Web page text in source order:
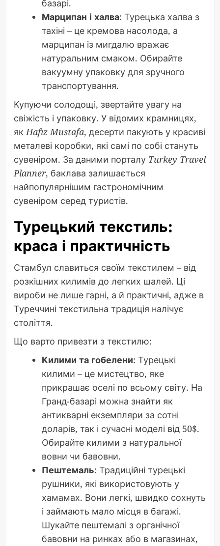
базарі.
Марципан і халва: Турецька халва з
тахіні – це кремова насолода, а
марципан із мигдалю вражає
натуральним смаком. Обирайте
вакуумну упаковку для зручного
транспортування.
Купуючи солодощі, звертайте увагу на
свіжість і упаковку. У відомих крамницях,
якHafız Mustafa, десерти пакують у красиві
металеві коробки, які самі по собі стануть
сувеніром. За даними порталу Turkey Travel
Planner, баклава залишається
найпопулярнішим гастрономічним
сувеніром серед туристів.
Турецький текстиль:
краса і практичність
Стамбул славиться своїм текстилем – від
розкішних килимів до легких шалей. Ці
вироби не лише гарні, а й практичні, адже в
Туреччині текстильна традиція налічує
століття.
Що варто привезти з текстилю:
Килими та гобелени: Турецькі
килими – це мистецтво, яке
прикрашає оселі по всьому світу. На
Гранд-базарі можна знайти як
антикварні екземпляри за сотні
доларів, так і сучасні моделі від 50$.
Обирайте килими з натуральної
вовни чи бавовни.
Пештемаль: Традиційні турецькі
рушники, які використовують у
хамамах. Вони легкі, швидко сохнуть
і займають мало місця в багажі.
Шукайте пештемалі з органічної
бавовни на ринках або в магазинах,